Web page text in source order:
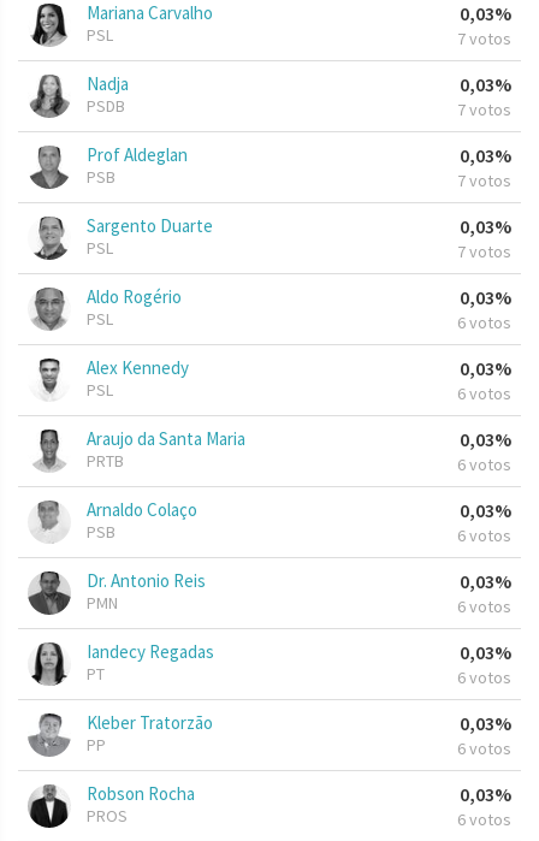
Mariana Carvalho
PSL
0,03%
7 votos
Nadja
PSDB
0,03%
7 votos
Prof Aldeglan
PSB
0,03%
7 votos
Sargento Duarte
PSL
0,03%
7 votos
Aldo Rogério
PSL
0,03%
6 votos
Alex Kennedy
PSL
0,03%
6 votos
Araujo da Santa Maria
PRTB
0,03%
6 votos
Arnaldo Colaço
PSB
0,03%
6 votos
Dr. Antonio Reis
PMN
0,03%
6 votos
Iandecy Regadas
PT
0,03%
6 votos
Kleber Tratorzão
PP
0,03%
6 votos
Robson Rocha
PROS
0,03%
6 votos